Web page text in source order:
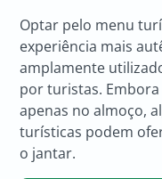
Optar pelo menu
experiência mais
amplamente
por turistas.
apenas no almoço,
turísticas podem
o jantar.